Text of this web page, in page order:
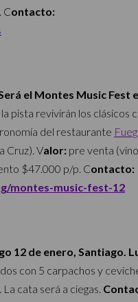
Contacto:
el Montes Music Fest
pista revivirán los clásicos
del restaurante
Cruz). Valor: pre venta
$47.000 p/p. Contacto:
montes-music-fest-12
12 de enero, Santiago.
con 5 carpachos y
cata será a ciegas.